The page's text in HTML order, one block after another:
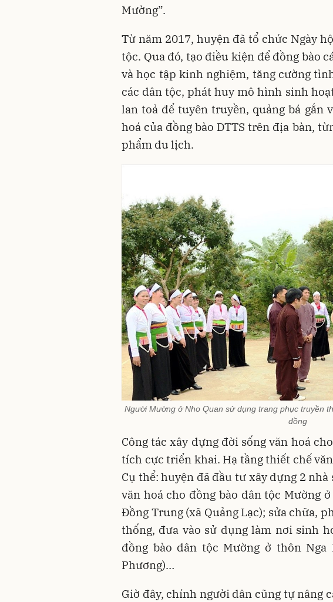
Mường”.
Từ năm 2017, huyện đã tổ chức Ngày
tộc. Qua đó, tạo điều kiện để đồng bào
và học tập kinh nghiệm, tăng cường
các dân tộc, phát huy mô hình sinh
lan toả để tuyên truyền, quảng bá gắn
hoá của đồng bào DTTS trên địa bàn,
phẩm du lịch.
Người Mường ở Nho Quan sử dụng trang phục truyền
đồng
Công tác xây dựng đời sống văn hoá
tích cực triển khai. Hạ tầng thiết chế
Cụ thể: huyện đã đầu tư xây dựng 2
văn hoá cho đồng bào dân tộc Mường
Đồng Trung (xã Quảng Lạc); sửa chữa,
thống, đưa vào sử dụng làm nơi sinh
đồng bào dân tộc Mường ở thôn
Phương)…
Giờ đây, chính người dân cũng tự nâng